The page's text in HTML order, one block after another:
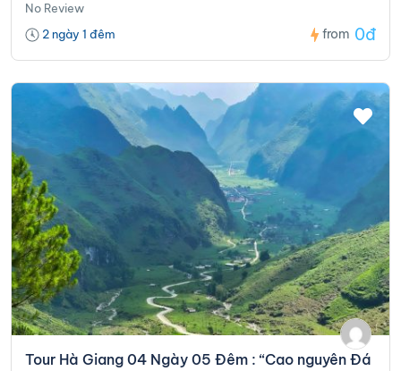
No Review
2 ngày 1 đêm
from 0đ
Tour Hà Giang 04 Ngày 05 Đêm : “Cao nguyên Đá